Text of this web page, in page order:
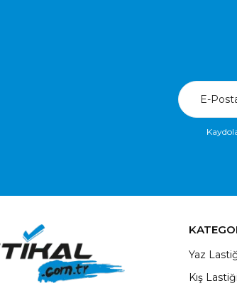
Yaz
Kış Lastiği